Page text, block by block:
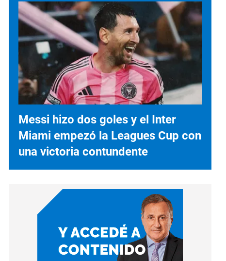
Messi hizo dos goles y el Inter
Miami empezó la Leagues Cup con
una victoria contundente